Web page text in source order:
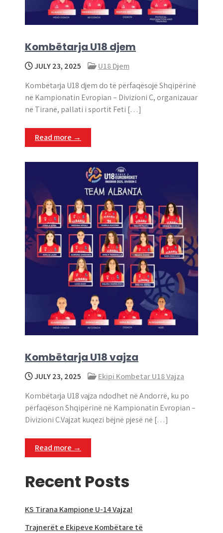
Kombëtarja U18 djem
JULY 23, 2025
U18 Djem
Kombëtarja U18 djem do të përfaqësojë Shqipërinë
në Kampionatin Evropian – Divizioni C, organizauar
në Tiranë, pallati i sportit Feti […]
Read more →
Kombëtarja U18 vajza
JULY 23, 2025
Ekipi Kombetar U18 Vajza
Kombëtarja U18 vajza ndodhet në Andorrë, ku po
përfaqëson Shqipërinë në Kampionatin Evropian –
Divizioni C.Vajzat kuqezi bëjnë pjesë në […]
Read more →
Recent Posts
KS Tirana Kampione U-14 Vajza!
Trajnerët e Ekipeve Kombëtare të